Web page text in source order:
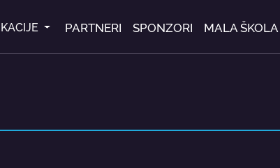
PARTNERI SPONZORI MALA ŠKOLA